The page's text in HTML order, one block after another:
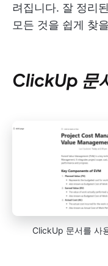
려집니다. 잘 정리
모든 것을 쉽게 찾
ClickUp 문
ClickUp 문서를 사